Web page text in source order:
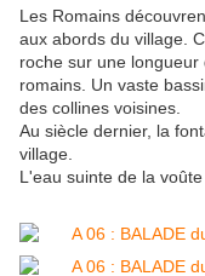
Les Romains
aux abords du village.
roche sur une
romains. Un vaste
des collines voisines.
Au siècle dernier, la
village.
L'eau suinte de la